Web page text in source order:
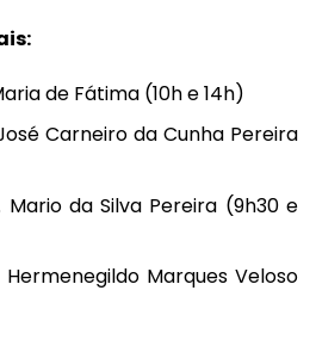
de Fátima (10h e 14h)
Carneiro da Cunha Pereira
Mario da Silva Pereira (9h30 e
Marques Veloso